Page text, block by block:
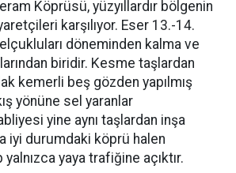
Köprüsü, yüzyıllardır bölgenin
karşılıyor. Eser 13.-14.
döneminden kalma ve
biridir. Kesme taşlardan
kemerli beş gözden yapılmış
yönüne sel yaranlar
yine aynı taşlardan inşa
iyi durumdaki köprü halen
yaya trafiğine açıktır.